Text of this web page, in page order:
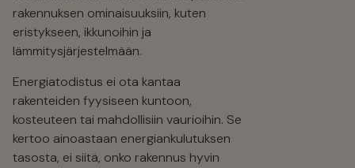
rakennuksen ominaisuuksiin, kuten
eristykseen, ikkunoihin ja
lämmitysjärjestelmään.
Energiatodistus ei ota kantaa
rakenteiden fyysiseen kuntoon,
kosteuteen tai mahdollisiin vaurioihin. Se
kertoo ainoastaan energiankulutuksen
tasosta, ei siitä, onko rakennus hyvin